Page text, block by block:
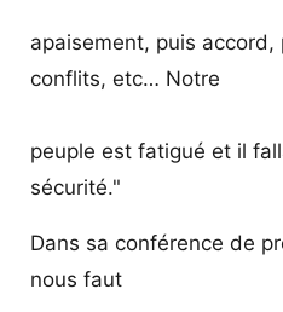
apaisement, puis
conflits, etc… Notre
peuple est fatigué et il
sécurité."
Dans sa conférence de
nous faut